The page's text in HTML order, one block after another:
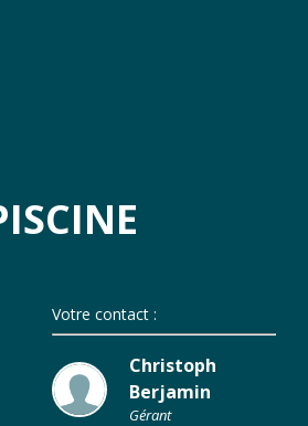
Votre contact :
Christoph
Berjamin
Gérant